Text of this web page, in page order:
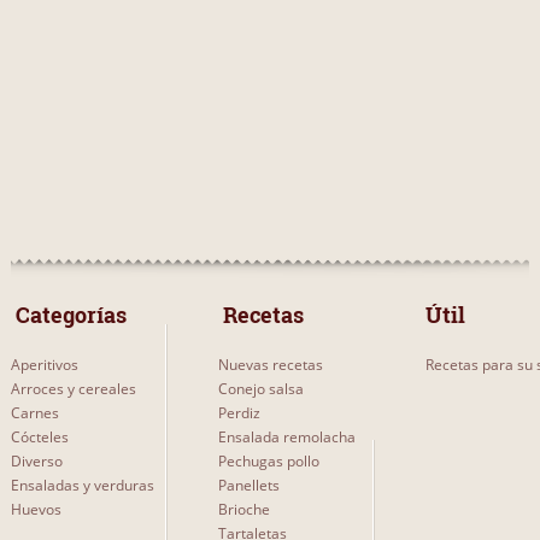
Categorías
Aperitivos
Arroces y cereales
Carnes
Cócteles
Diverso
Ensaladas y verduras
Huevos
Recetas
Nuevas recetas
Conejo salsa
Perdiz
Ensalada remolacha
Pechugas pollo
Panellets
Brioche
Tartaletas
Útil
Recetas para su